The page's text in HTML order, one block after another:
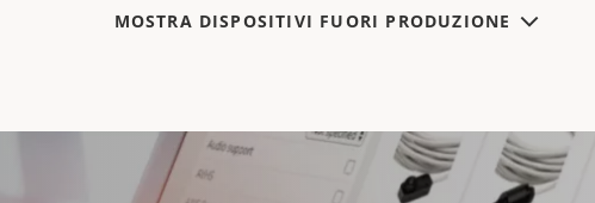
MOSTRA DISPOSITIVI FUORI PRODUZIONE